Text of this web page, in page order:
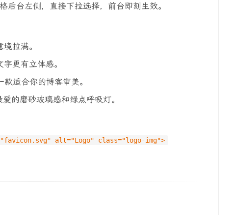
后台左侧，直接下拉选择，前台即刻生效。
拉满。
更有立体感。
款适合你的博客审美。
的磨砂玻璃感和绿点呼吸灯。
alt="Logo" class="logo-img">